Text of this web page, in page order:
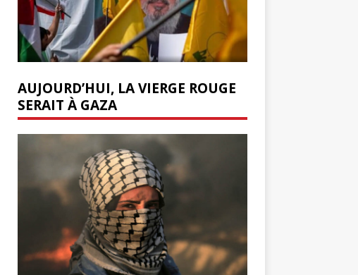
AUJOURD’HUI, LA VIERGE ROUGE
SERAIT À GAZA